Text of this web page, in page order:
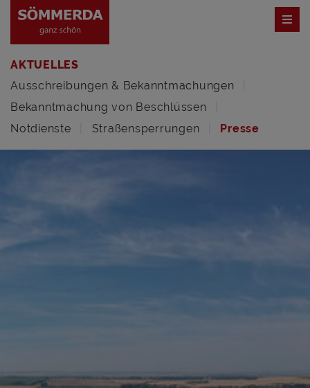
AKTUELLES
Ausschreibungen & Bekanntmachungen
Bekanntmachung von Beschlüssen
Notdienste
Straßensperrungen Presse